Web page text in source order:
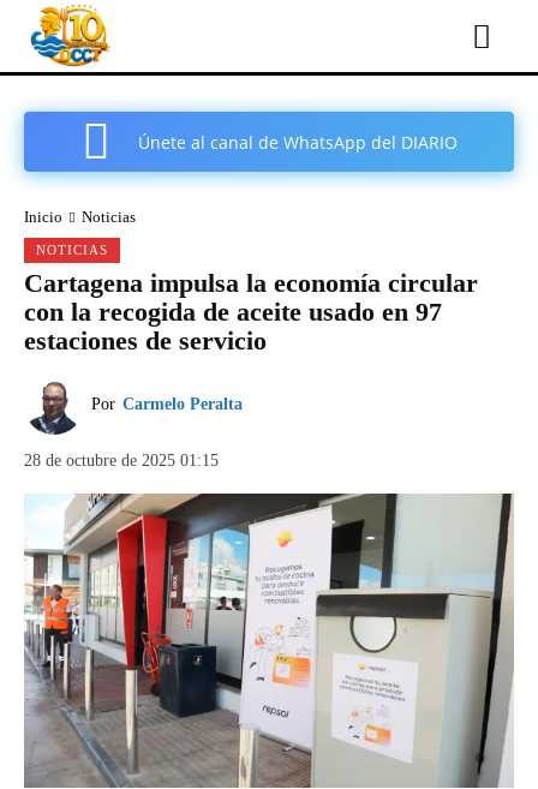
Únete al canal de WhatsApp del DIARIO
Inicio Noticias
NOTICIAS
Cartagena impulsa la economía circular
con la recogida de aceite usado en 97
estaciones de servicio
Por Carmelo Peralta
28 de octubre de 2025 01:15